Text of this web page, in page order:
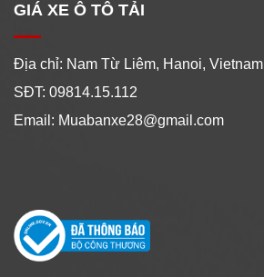
GIÁ XE Ô TÔ TẢI
Địa chỉ: Nam Từ Liêm, Hanoi, Vietnam
SĐT: 09814.15.112
Email: Muabanxe28@gmail.com